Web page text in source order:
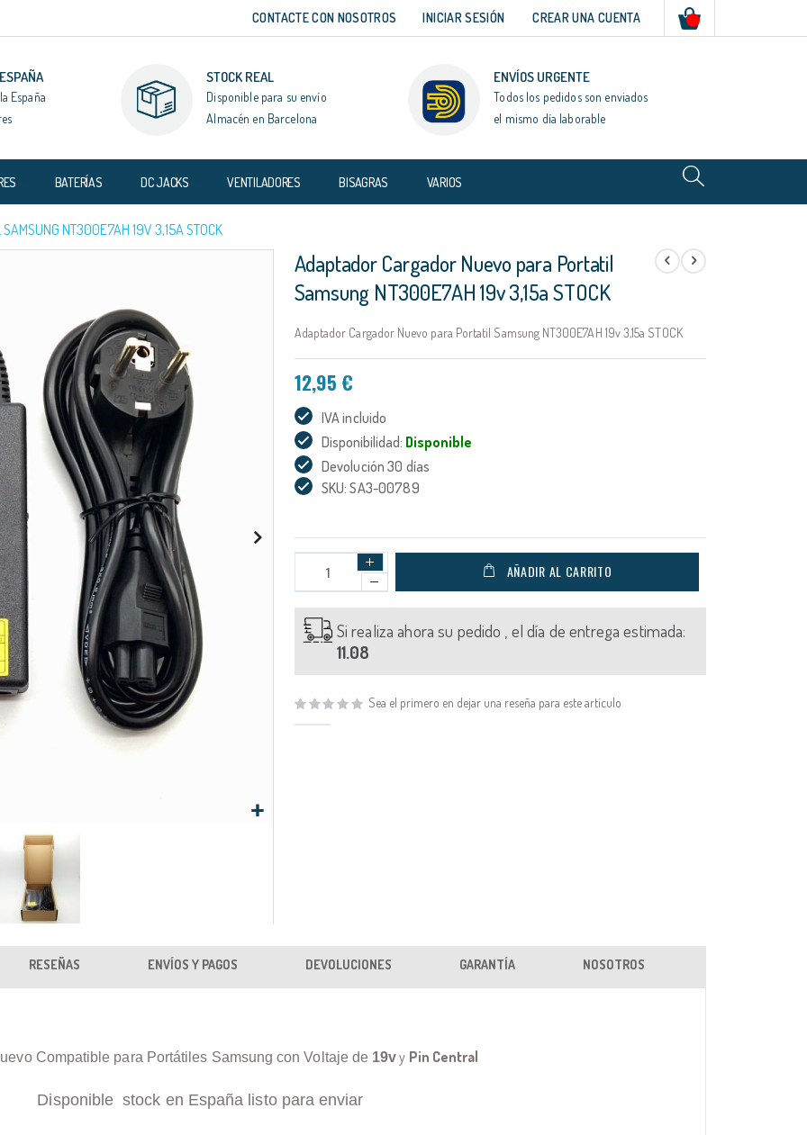
CONTACTE CON NOSOTROS INICIAR SESIÓN CREAR UNA CUENTA
España
STOCK REAL
Disponible para su envío
Almacén en Barcelona
ENVÍOS URGENTE
Todos los pedidos son enviados
el mismo día laborable
BATERÍAS DC JACKS VENTILADORES BISAGRAS VARIOS
SAMSUNG NT300E7AH 19V 3,15A STOCK
Adaptador Cargador Nuevo para Portatil
Samsung NT300E7AH 19v 3,15a STOCK
Adaptador Cargador Nuevo para Portatil Samsung NT300E7AH 19v 3,15a STOCK
12,95 €
IVA incluido
Disponibilidad: Disponible
Devolución 30 días
SKU: SA3-00789
AÑADIR AL CARRITO
Si realiza ahora su pedido , el día de entrega estimada:
11.08
Sea el primero en dejar una reseña para este artículo
Compatible para Portátiles Samsung con Voltaje de 19v y Pin Central
Disponible stock en España listo para enviar
RESEÑAS ENVÍOS Y PAGOS DEVOLUCIONES GARANTÍA NOSOTROS